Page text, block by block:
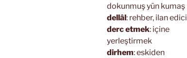
dokunmuş yün kumaş
dellâl: rehber, ilan edici
derc etmek: içine
yerleştirmek
dirhem: eskiden